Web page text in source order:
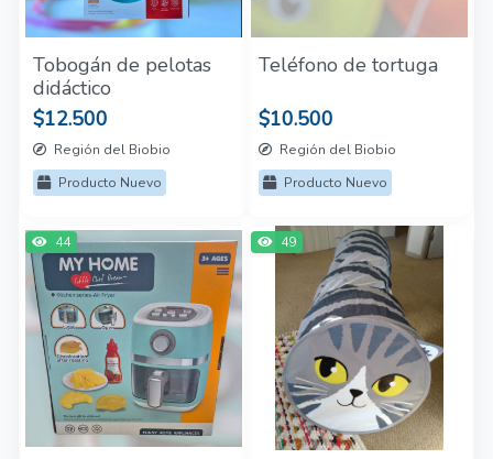
Tobogán de pelotas
didáctico
$12.500
Región del Biobio
Producto Nuevo
Teléfono de tortuga
$10.500
Región del Biobio
Producto Nuevo
44 49